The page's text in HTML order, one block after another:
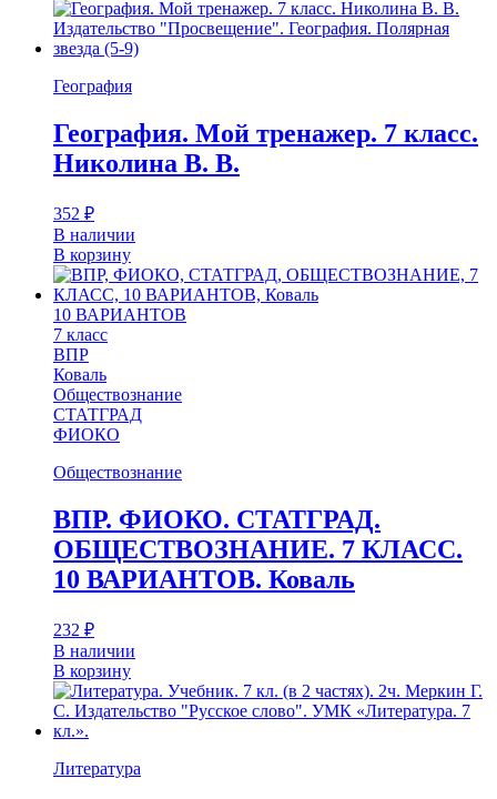
География
География. Мой тренажер. 7 класс.
Николина В. В.
352 ₽
В наличии
В корзину
10 ВАРИАНТОВ
7 класс
ВПР
Коваль
Обществознание
СТАТГРАД
ФИОКО
Обществознание
ВПР. ФИОКО. СТАТГРАД.
ОБЩЕСТВОЗНАНИЕ. 7 КЛАСС.
10 ВАРИАНТОВ. Коваль
232 ₽
В наличии
В корзину
Литература